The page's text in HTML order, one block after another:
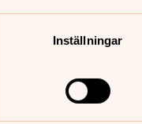
Inställningar